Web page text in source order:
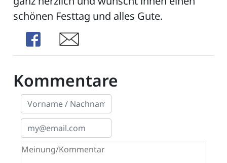
schönen Festtag und alles Gute.
Share
Share
Kommentare